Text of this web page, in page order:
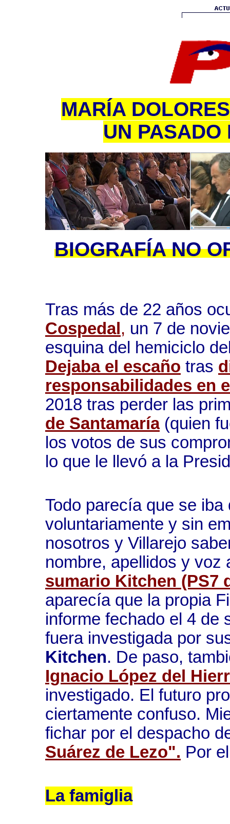
MARÍA
UN
BIOGRAFÍA NO
Tras más de 22 años
Cospedal , un 7 de
esquina del hemiciclo
Dejaba el escaño tras
responsabilidades en
2018 tras perder las
de Santamaría (quien
los votos de sus
lo que le llevó a la
Todo parecía que se
voluntariamente y sin
nosotros y Villarejo
nombre, apellidos y voz
sumario Kitchen (PS7
aparecía que la propia
informe fechado el 4 de
fuera investigada por
Kitchen. De paso,
Ignacio López del
investigado. El futuro
ciertamente confuso.
fichar por el despacho
Suárez de Lezo". Por
La famiglia